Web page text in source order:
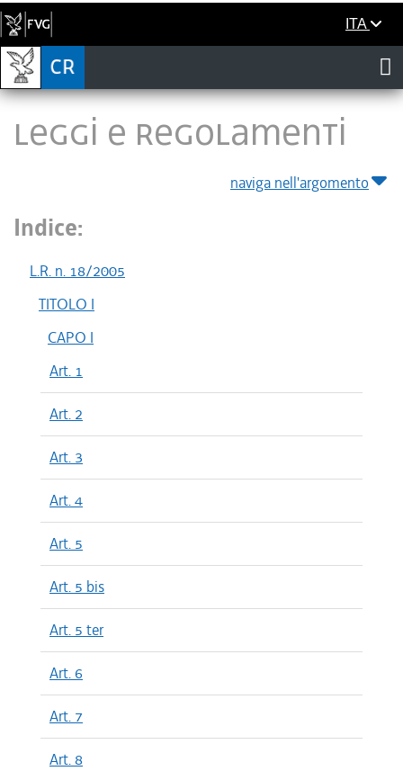
ITA
LEGGI E REGOLAMENTI
naviga nell'argomento
Indice:
L.R. n. 18/2005
TITOLO I
CAPO I
Art. 1
Art. 2
Art. 3
Art. 4
Art. 5
Art. 5 bis
Art. 5 ter
Art. 6
Art. 7
Art. 8